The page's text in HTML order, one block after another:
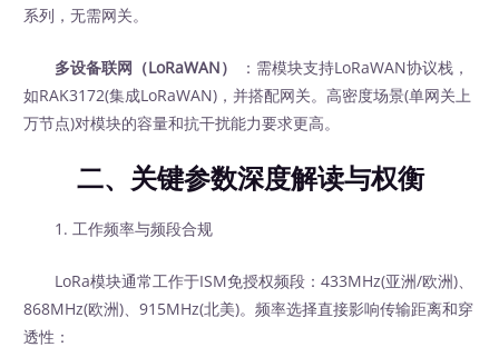
系列，无需网关。
多设备联网（LoRaWAN）
‍ ：需模块支持LoRaWAN协议栈，
如RAK3172(集成LoRaWAN)，并搭配网关。高密度场景(单网关上
万节点)对模块的容量和抗干扰能力要求更高。
二、关键参数深度解读与权衡
1. 工作频率与频段合规
LoRa模块通常工作于ISM免授权频段：433MHz(亚洲/欧洲)、
868MHz(欧洲)、915MHz(北美)。频率选择直接影响传输距离和穿
透性：